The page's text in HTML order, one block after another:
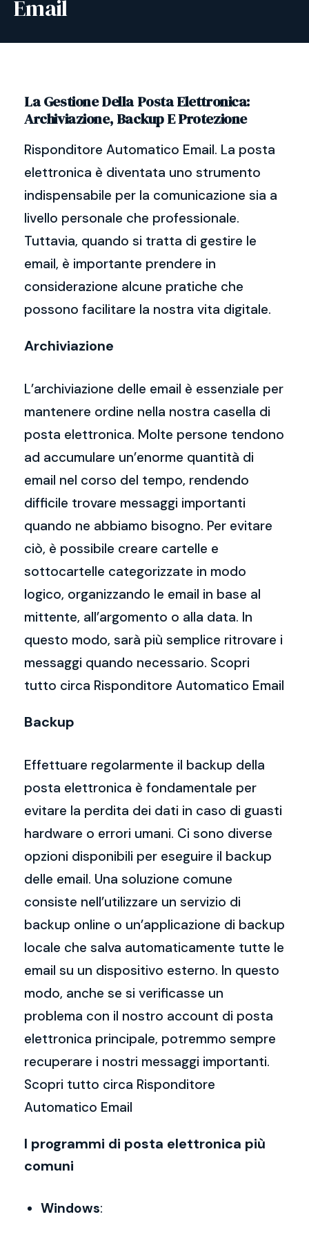
Email
La Gestione Della Posta Elettronica:
Archiviazione, Backup E Protezione
Risponditore Automatico Email. La posta
elettronica è diventata uno strumento
indispensabile per la comunicazione sia a
livello personale che professionale.
Tuttavia, quando si tratta di gestire le
email, è importante prendere in
considerazione alcune pratiche che
possono facilitare la nostra vita digitale.
Archiviazione
L’archiviazione delle email è essenziale per
mantenere ordine nella nostra casella di
posta elettronica. Molte persone tendono
ad accumulare un’enorme quantità di
email nel corso del tempo, rendendo
difficile trovare messaggi importanti
quando ne abbiamo bisogno. Per evitare
ciò, è possibile creare cartelle e
sottocartelle categorizzate in modo
logico, organizzando le email in base al
mittente, all’argomento o alla data. In
questo modo, sarà più semplice ritrovare i
messaggi quando necessario. Scopri
tutto circa Risponditore Automatico Email
Backup
Effettuare regolarmente il backup della
posta elettronica è fondamentale per
evitare la perdita dei dati in caso di guasti
hardware o errori umani. Ci sono diverse
opzioni disponibili per eseguire il backup
delle email. Una soluzione comune
consiste nell’utilizzare un servizio di
backup online o un’applicazione di backup
locale che salva automaticamente tutte le
email su un dispositivo esterno. In questo
modo, anche se si verificasse un
problema con il nostro account di posta
elettronica principale, potremmo sempre
recuperare i nostri messaggi importanti.
Scopri tutto circa Risponditore
Automatico Email
I programmi di posta elettronica più
comuni
Windows: